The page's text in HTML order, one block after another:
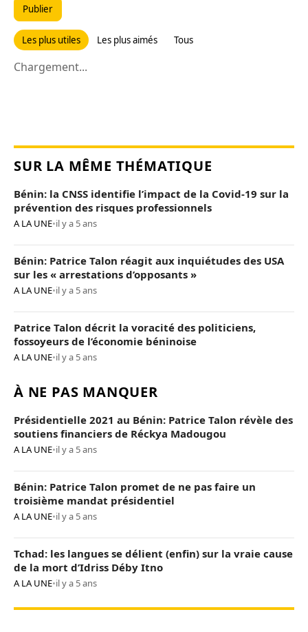
Publier
Les plus utiles Les plus aimés Tous
Chargement...
SUR LA MÊME THÉMATIQUE
Bénin: la CNSS identifie l’impact de la Covid-19 sur la
prévention des risques professionnels
A LA UNE•il y a 5 ans
Bénin: Patrice Talon réagit aux inquiétudes des USA
sur les « arrestations d’opposants »
A LA UNE•il y a 5 ans
Patrice Talon décrit la voracité des politiciens,
fossoyeurs de l’économie béninoise
A LA UNE•il y a 5 ans
À NE PAS MANQUER
Présidentielle 2021 au Bénin: Patrice Talon révèle des
soutiens financiers de Réckya Madougou
A LA UNE•il y a 5 ans
Bénin: Patrice Talon promet de ne pas faire un
troisième mandat présidentiel
A LA UNE•il y a 5 ans
Tchad: les langues se délient (enfin) sur la vraie cause
de la mort d’Idriss Déby Itno
A LA UNE•il y a 5 ans